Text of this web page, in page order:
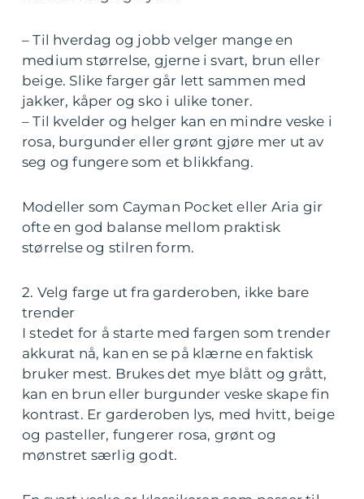
– Til hverdag og jobb velger mange en
medium størrelse, gjerne i svart, brun eller
beige. Slike farger går lett sammen med
jakker, kåper og sko i ulike toner.
– Til kvelder og helger kan en mindre veske i
rosa, burgunder eller grønt gjøre mer ut av
seg og fungere som et blikkfang.
Modeller som Cayman Pocket eller Aria gir
ofte en god balanse mellom praktisk
størrelse og stilren form.
2. Velg farge ut fra garderoben, ikke bare
trender
I stedet for å starte med fargen som trender
akkurat nå, kan en se på klærne en faktisk
bruker mest. Brukes det mye blått og grått,
kan en brun eller burgunder veske skape fin
kontrast. Er garderoben lys, med hvitt, beige
og pasteller, fungerer rosa, grønt og
mønstret særlig godt.